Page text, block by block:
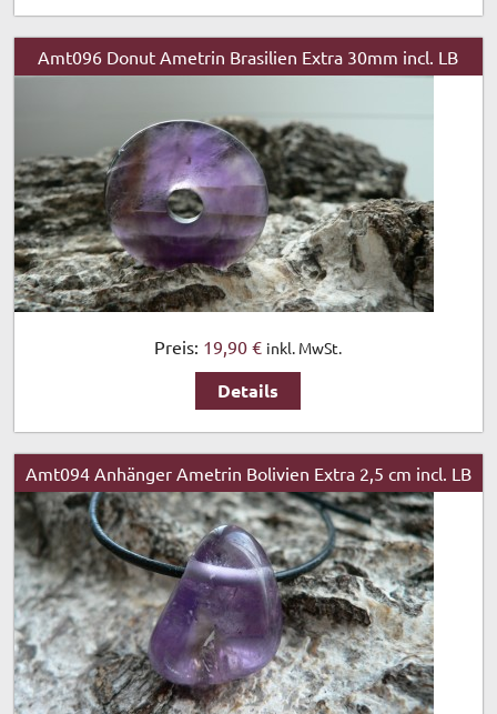
Amt096 Donut Ametrin Brasilien Extra 30mm incl. LB
Preis: 19,90 € inkl. MwSt.
Details
Amt094 Anhänger Ametrin Bolivien Extra 2,5 cm incl. LB